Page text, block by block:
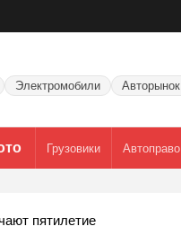
Электромобили Авторынок
Грузовики Автоправо
пятилетие